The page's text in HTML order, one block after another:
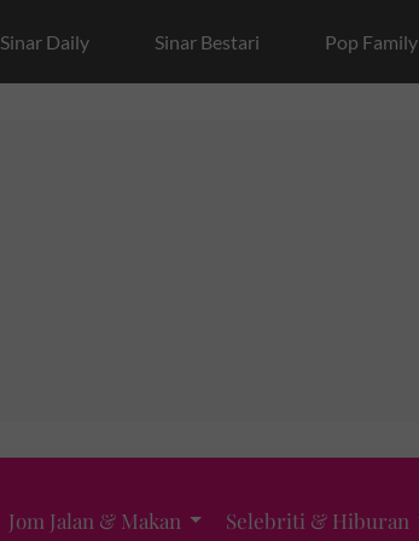
Sinar Daily Sinar Bestari Pop Family
Jom Jalan & Makan Selebriti & Hiburan